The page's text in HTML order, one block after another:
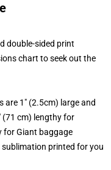
double-sided print
chart to seek out the
are 1" (2.5cm) large and
(71 cm) lengthy for
for Giant baggage
sublimation printed for you